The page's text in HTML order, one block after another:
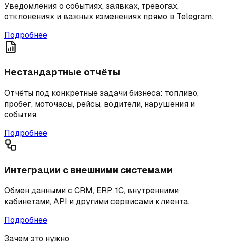
Уведомления о событиях, заявках, тревогах,
отклонениях и важных изменениях прямо в Telegram.
Подробнее
Нестандартные отчёты
Отчёты под конкретные задачи бизнеса: топливо,
пробег, моточасы, рейсы, водители, нарушения и
события.
Подробнее
Интеграции с внешними системами
Обмен данными с CRM, ERP, 1С, внутренними
кабинетами, API и другими сервисами клиента.
Подробнее
Зачем это нужно